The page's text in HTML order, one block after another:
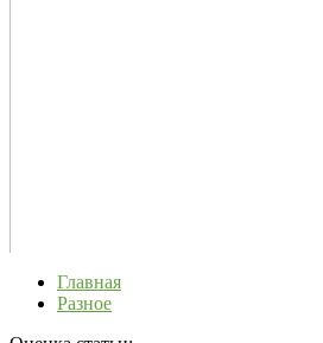
Главная
Разное